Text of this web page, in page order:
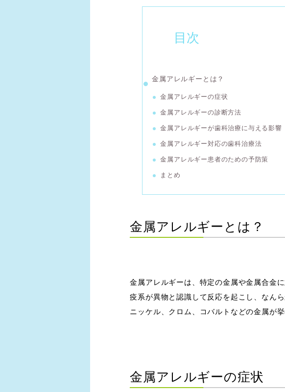
目次
金属アレルギーとは？
金属アレルギーの症状
金属アレルギーの診断方法
金属アレルギーが歯科治療に与える影響
金属アレルギー対応の歯科治療法
金属アレルギー患者のための予防策
まとめ
金属アレルギーとは？
金属アレルギーは、特定の金属や金属合金
疫系が異物と認識して反応を起こし、なん
ニッケル、クロム、コバルトなどの金属が挙
金属アレルギーの症状